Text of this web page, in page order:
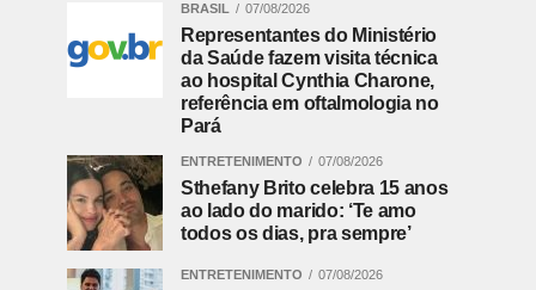
BRASIL 07/08/2026
Representantes do Ministério
da Saúde fazem visita técnica
ao hospital Cynthia Charone,
referência em oftalmologia no
Pará
ENTRETENIMENTO 07/08/2026
Sthefany Brito celebra 15 anos
ao lado do marido: ‘Te amo
todos os dias, pra sempre’
ENTRETENIMENTO 07/08/2026